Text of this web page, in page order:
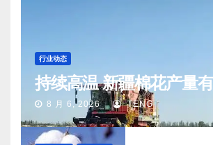
行业动态
持续高温 新疆棉花产量
8 月 6, 2026 TENG